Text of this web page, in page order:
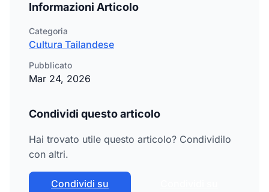
Informazioni Articolo
Categoria
Cultura Tailandese
Pubblicato
Mar 24, 2026
Condividi questo articolo
Hai trovato utile questo articolo? Condividilo
con altri.
Condividi su